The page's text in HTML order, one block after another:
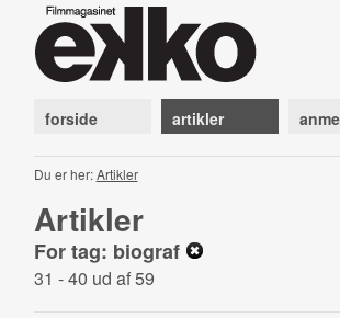
forside artikler
Du er her:Artikler
Artikler
For tag: biograf
31 - 40 ud af 59